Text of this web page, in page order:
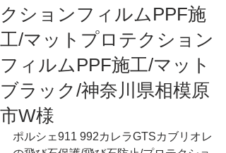
クションフィルムPPF施
工/マットプロテクション
フィルムPPF施工/マット
ブラック/神奈川県相模原
市W様
ポルシェ911 992カレラGTSカブリオレ